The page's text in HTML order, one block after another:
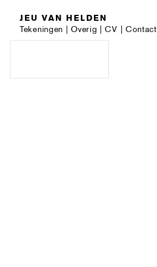
JEU VAN HELDEN
Tekeningen |Overig |CV | Contact